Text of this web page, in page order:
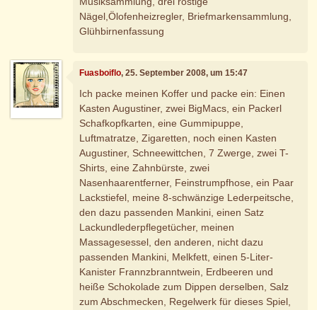
Nägel,Ölofenheizregler, Briefmarkensammlung,
Glühbirnenfassung
Fuasboiflo, 25. September 2008, um 15:47
Ich packe meinen Koffer und packe ein: Einen
Kasten Augustiner, zwei BigMacs, ein Packerl
Schafkopfkarten, eine Gummipuppe,
Luftmatratze, Zigaretten, noch einen Kasten
Augustiner, Schneewittchen, 7 Zwerge, zwei T-
Shirts, eine Zahnbürste, zwei
Nasenhaarentferner, Feinstrumpfhose, ein Paar
Lackstiefel, meine 8-schwänzige Lederpeitsche,
den dazu passenden Mankini, einen Satz
Lackundlederpflegetücher, meinen
Massagesessel, den anderen, nicht dazu
passenden Mankini, Melkfett, einen 5-Liter-
Kanister Frannzbranntwein, Erdbeeren und
heiße Schokolade zum Dippen derselben, Salz
zum Abschmecken, Regelwerk für dieses Spiel,